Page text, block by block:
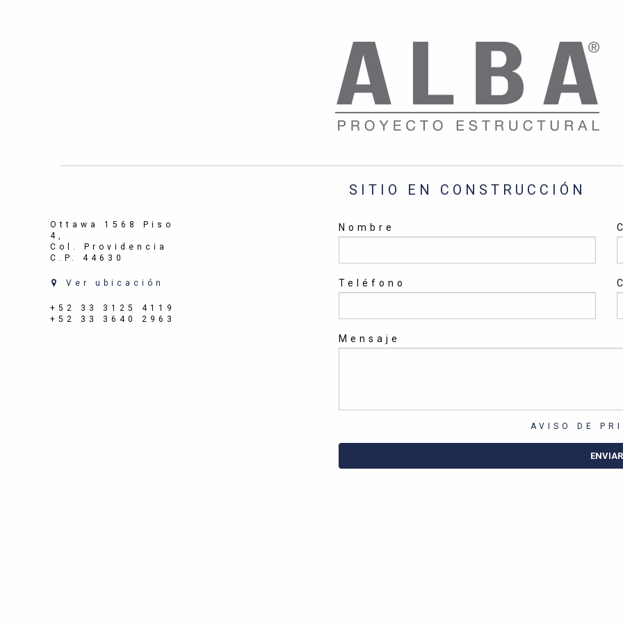
SITIO EN CONSTRUCCIÓN
Ottawa 1568 Piso
4,
Col. Providencia
C.P. 44630
Ver ubicación
+52 33 3125 4119
+52 33 3640 2963
Nombre
Teléfono
Mensaje
AVISO DE
ENVIAR